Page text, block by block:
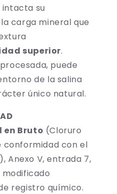
intacta su
carga mineral que
superior.
puede
de la salina
único natural.
en Bruto (Cloruro
conformidad con el
Anexo V, entrada 7,
registro químico.